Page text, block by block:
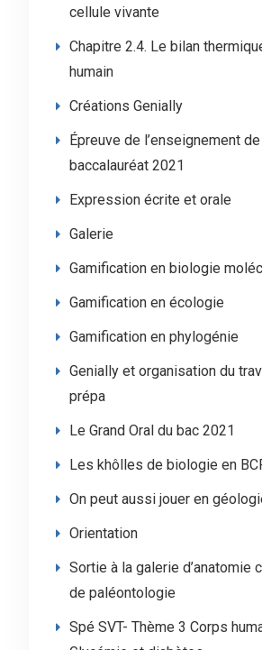
cellule vivante
Chapitre 2.4. Le bilan
humain
Créations Genially
Épreuve de l’enseignement
baccalauréat 2021
Expression écrite et orale
Galerie
Gamification en biologie
Gamification en écologie
Gamification en phylogénie
Genially et organisation du
prépa
Le Grand Oral du bac 2021
Les khôlles de biologie en
On peut aussi jouer en
Orientation
Sortie à la galerie d’anatomie
de paléontologie
Spé SVT- Thème 3 Corps